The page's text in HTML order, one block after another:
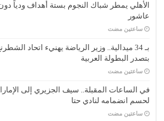
الأهلي يمطر شباك النجوم بستة أهداف ودياً
عاشور
‏ساعتين مضت
بـ 34 ميدالية.. وزير الرياضة يهنيء اتحاد
بتصدر البطولة العربية
‏ساعتين مضت
في الساعات المقبلة.. سيف الجزيري إلى
لحسم انضمامه لنادي حتا
‏ساعتين مضت